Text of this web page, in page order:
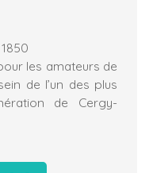
les amateurs de
de l’un des plus
de Cergy-